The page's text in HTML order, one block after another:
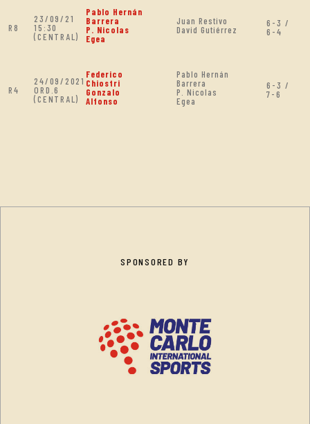
R8
23/09/21
15:30
(CENTRAL)
Pablo Hernán
Barrera
P. Nicolas
Egea
Juan Restivo
David Gutiérrez
6-3 /
6-4
R4
24/09/2021
ORD.6
(CENTRAL)
Federico
Chiostri
Gonzalo
Alfonso
Pablo Hernán
Barrera
P. Nicolas
Egea
6-3 /
7-6
SPONSORED BY